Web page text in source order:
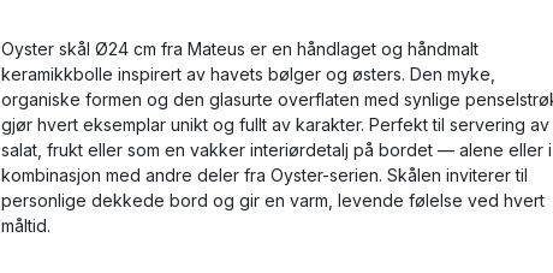
Oyster skål Ø24 cm fra Mateus er en håndlaget og håndmalt
keramikkbolle inspirert av havets bølger og østers. Den myke,
organiske formen og den glasurte overflaten med synlige
gjør hvert eksemplar unikt og fullt av karakter. Perfekt til servering av
salat, frukt eller som en vakker interiørdetalj på bordet — alene eller i
kombinasjon med andre deler fra Oyster-serien. Skålen inviterer til
personlige dekkede bord og gir en varm, levende følelse ved hvert
måltid.